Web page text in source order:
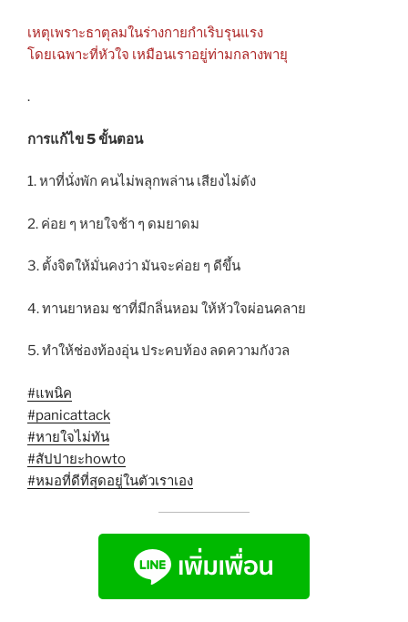
เหตุเพราะธาตุลมในร่างกายกำเริบรุนแรง
โดยเฉพาะที่หัวใจ เหมือนเราอยู่ท่ามกลางพายุ
.
การแก้ไข 5 ขั้นตอน
1. หาที่นั่งพัก คนไม่พลุกพล่าน เสียงไม่ดัง
2. ค่อย ๆ หายใจช้า ๆ ดมยาดม
3. ตั้งจิตให้มั่นคงว่า มันจะค่อย ๆ ดีขึ้น
4. ทานยาหอม ชาที่มีกลิ่นหอม ให้หัวใจผ่อนคลาย
5. ทำให้ช่องท้องอุ่น ประคบท้อง ลดความกังวล
#แพนิค
#panicattack
#หายใจไม่ทัน
#สัปปายะhowto
#หมอที่ดีที่สุดอยู่ในตัวเราเอง